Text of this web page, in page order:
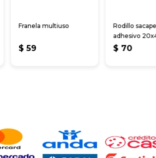
Franela multiuso
$ 59
Rodillo
adhesivo
$ 70